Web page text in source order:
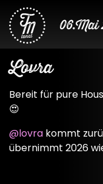
06.Mai
Lovra
Bereit für pure
😍
@lovra kommt
übernimmt 2026